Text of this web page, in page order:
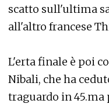
scatto sull'ultima
all'altro francese
L'erta finale è poi
Nibali, che ha
traguardo in 45.ma